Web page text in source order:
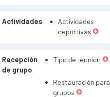
Actividades
Actividades
deportivas
Recepción
de grupo
Tipo de reunión
Restauración para
grupos